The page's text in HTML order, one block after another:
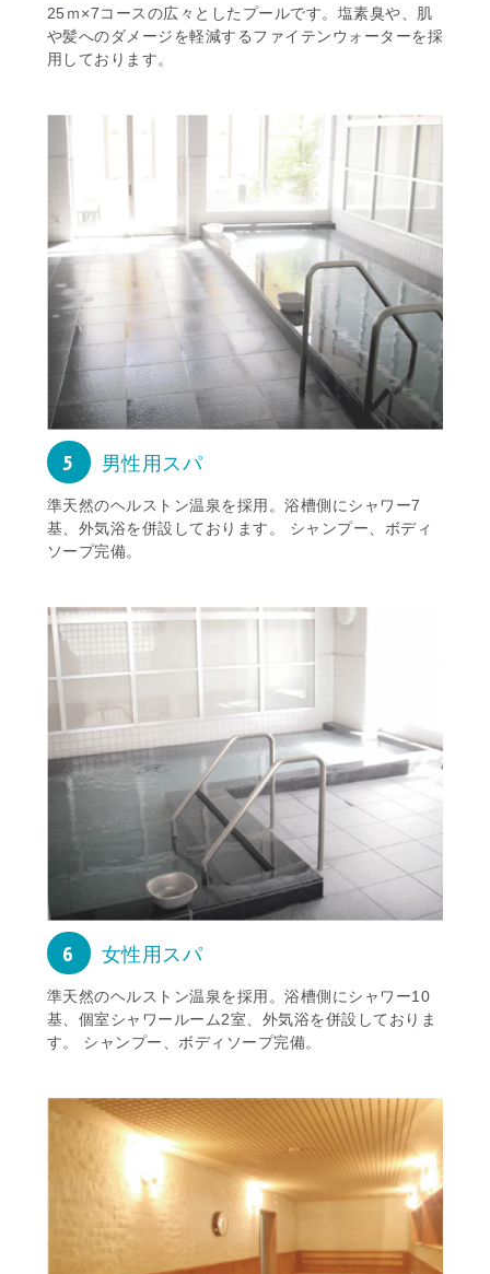
25ｍ×7コースの広々としたプールです。塩素臭や、肌
や髪へのダメージを軽減するファイテンウォーターを採
用しております。
5 男性用スパ
準天然のヘルストン温泉を採用。浴槽側にシャワー7
基、外気浴を併設しております。 シャンプー、ボディ
ソープ完備。
6 女性用スパ
準天然のヘルストン温泉を採用。浴槽側にシャワー10
基、個室シャワールーム2室、外気浴を併設しておりま
す。 シャンプー、ボディソープ完備。